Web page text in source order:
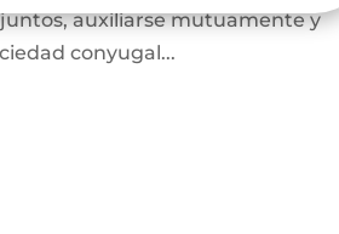
auxiliarse mutuamente y
conyugal...